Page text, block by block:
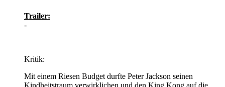
Trailer:
-
Kritik:
Mit einem Riesen Budget durfte Peter Jackson seinen
Kindheitstraum verwirklichen und den King Kong auf die